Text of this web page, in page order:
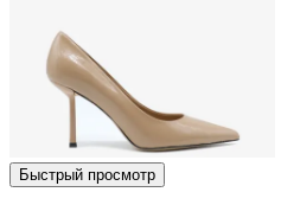
Быстрый просмотр